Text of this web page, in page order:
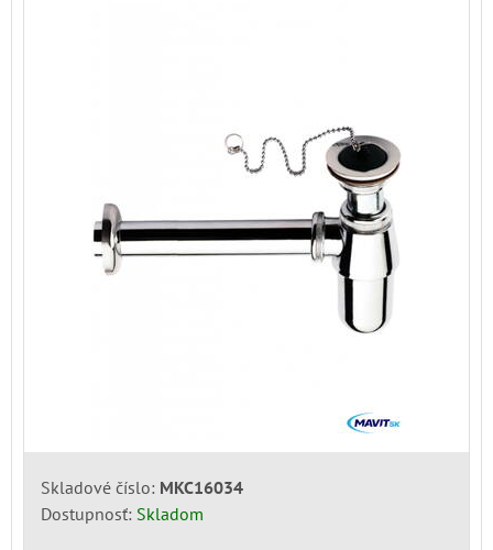
Skladové číslo: MKC16034
Dostupnosť: Skladom